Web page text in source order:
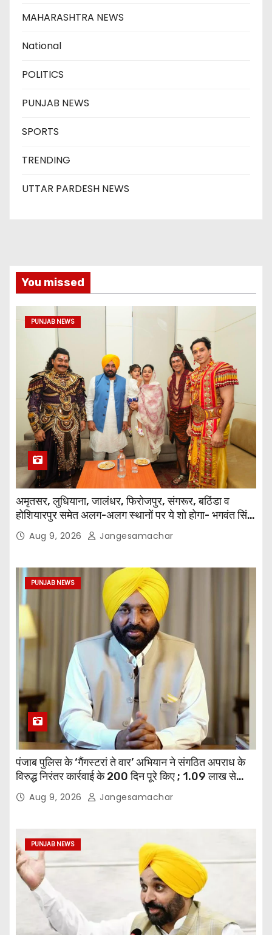
MAHARASHTRA NEWS
National
POLITICS
PUNJAB NEWS
SPORTS
TRENDING
UTTAR PARDESH NEWS
You missed
PUNJAB NEWS
अमृतसर, लुधियाना, जालंधर, फिरोजपुर, संगरूर, बठिंडा व
होशियारपुर समेत अलग-अलग स्थानों पर ये शो होगा- भगवंत सिंह
मान Aug 9, 2026 Jangesamachar
PUNJAB NEWS
पंजाब पुलिस के ‘गैंगस्टरां ते वार’ अभियान ने संगठित अपराध के
विरुद्ध निरंतर कार्रवाई के 200 दिन पूरे किए ; 1.09 लाख से
अधिक छापेमारियाँ कीं, 1,532 घोषित अपराधी गिरफ़्तार किए
Aug 9, 2026 Jangesamachar
PUNJAB NEWS